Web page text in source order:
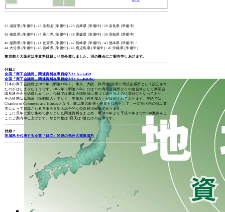
25 滋賀県 [準備中] / 26 京都府 [準備中] / 28 兵庫県 [準備中] / 29 奈良県 [準備中]
36 徳島県 [準備中] / 37 香川県 [準備中] / 38 愛媛県 [準備中] / 39 高知県 [準備中]
40 福岡県 [準備中] / 41 佐賀県 [準備中] / 42 長崎県 [準備中] / 43 熊本県 [準備中] /
44 大分県 [準備中] / 45 宮崎県 [準備中] / 46 鹿児島県 [準備中] / 47 沖縄県 [準備中]
東京都と大阪府は本資料目録より除外致しました。別の機会にご案内申しあげます。
付録.1
全国「商工会議所」関連資料在庫目録ｱ-ｿ：No.1-459
全国「商工会議所」関連資料在庫目録ﾀ-ﾜ：No.460-845
日本の商工会議所は1878年（明治11年）、東京、大阪、神戸の3箇所に商法会議所として設立され
たのがはじまりだそうです。1892年（明治25年）には15の商業会議所がその連合体として商業会
議所連合会を結成しました。今日では商工会議所法に基づく認可法人の位置付けとなっており、
その形態は仏独系（強制加入）でなく、英米系（任意加入）が採用されております。英語では、
Chamber of Commerce and Industryとなり、商工業の改善・発展を目的として、一定地区内の商工業
者によって組織される自由会員制の総合的な公益経済団体であります。
ここに長年に渡り集めて参りました関連資料をまとめ、明治16年より平成23年までの840数点をこ
こにご案内申し上げます。殆どの物は1冊叉は1組だけの在庫です。
付録.2
茨城県を代表する企業「日立」関連の県外の在庫資料